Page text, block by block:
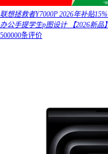
联想拯救者Y7000P 2026年补贴
办公手提学生p图设计 【2026新品
500000条评价